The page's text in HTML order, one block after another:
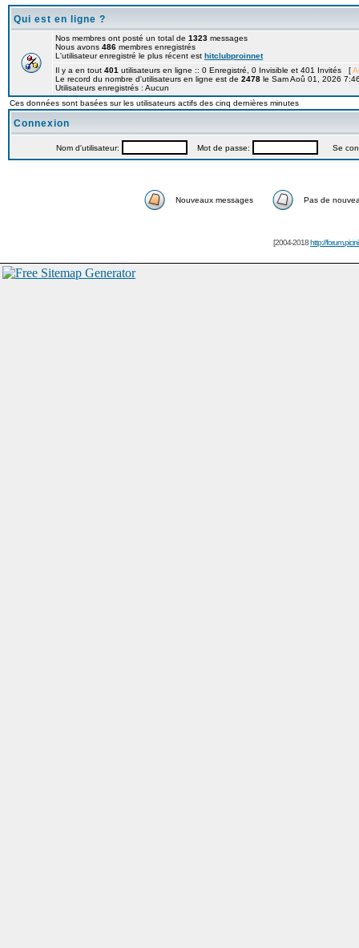
Qui est en ligne ?
Nos membres ont posté un total de 1323 messages
Nous avons 486 membres enregistrés
L'utilisateur enregistré le plus récent est hitclubproinnet
Il y a en tout 401 utilisateurs en ligne :: 0 Enregistré, 0 Invisible et 401 Invités [
Le record du nombre d'utilisateurs en ligne est de 2478 le Sam Aoû 01, 2026
Utilisateurs enregistrés : Aucun
Ces données sont basées sur les utilisateurs actifs des cinq dernières minutes
Connexion
Nom d'utilisateur: Mot de passe: Se
Nouveaux messages Pas de
[2004-2018http://